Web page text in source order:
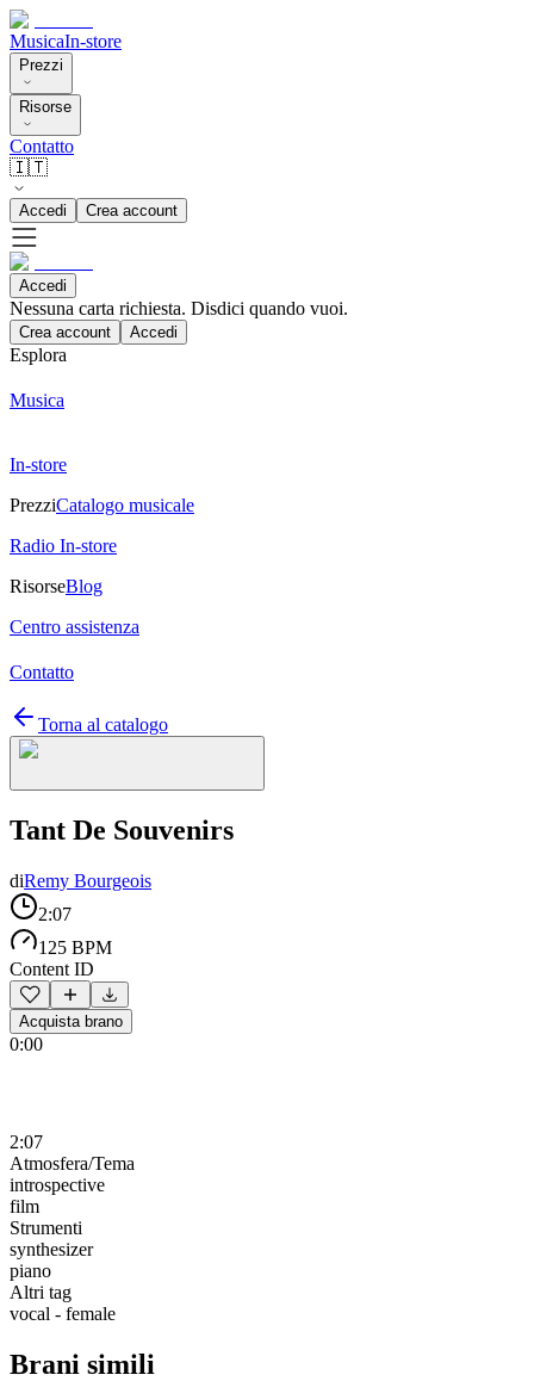
MusicaIn-store
Prezzi
Risorse
Contatto
🇮🇹
Accedi Crea account
Accedi
Nessuna carta richiesta. Disdici quando vuoi.
Crea account Accedi
Esplora
Musica
In-store
PrezziCatalogo musicale
Radio In-store
RisorseBlog
Centro assistenza
Contatto
Torna al catalogo
Tant De Souvenirs
diRemy Bourgeois
2:07
125 BPM
Content ID
Acquista brano
0:00
2:07
Atmosfera/Tema
introspective
film
Strumenti
synthesizer
piano
Altri tag
vocal - female
Brani simili